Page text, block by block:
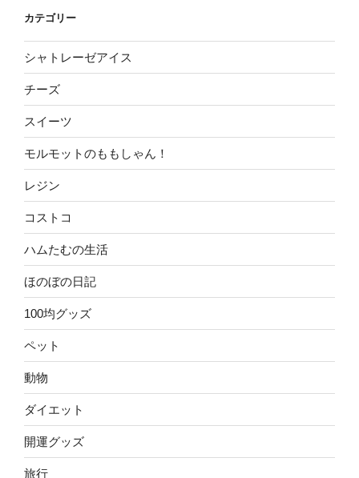
カテゴリー
シャトレーゼアイス
チーズ
スイーツ
モルモットのももしゃん！
レジン
コストコ
ハムたむの生活
ほのぼの日記
100均グッズ
ペット
動物
ダイエット
開運グッズ
旅行